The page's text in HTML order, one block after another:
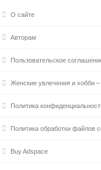
О сайте
Авторам
Пользовательское
Женские увлечения и хобби –
Политика
Политика обработки файлов
Buy Adspace